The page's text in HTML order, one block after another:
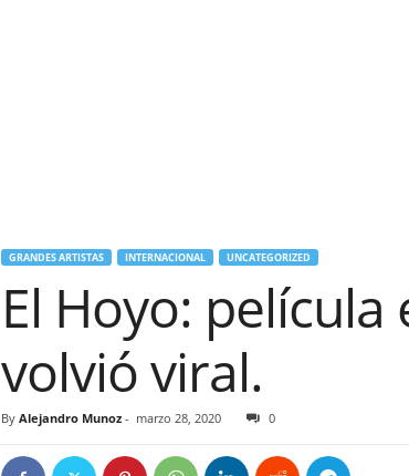
GRANDES ARTISTAS INTERNACIONAL UNCATEGORIZED
El Hoyo:
volvió viral.
By Alejandro Munoz- marzo 28, 2020 0